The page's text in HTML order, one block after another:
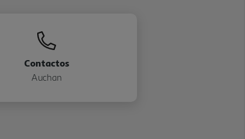
Contactos
Auchan